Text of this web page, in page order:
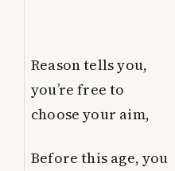
Reason tells you,
you’re free to
choose your aim,
Before this age, you